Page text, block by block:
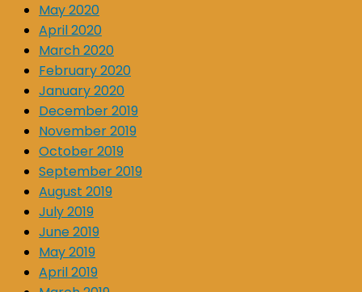
May 2020
April 2020
March 2020
February 2020
January 2020
December 2019
November 2019
October 2019
September 2019
August 2019
July 2019
June 2019
May 2019
April 2019